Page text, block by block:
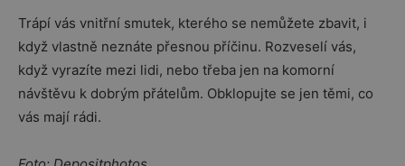
Trápí vás vnitřní smutek, kterého se nemůžete zbavit, i
když vlastně neznáte přesnou příčinu. Rozveselí vás,
když vyrazíte mezi lidi, nebo třeba jen na komorní
návštěvu k dobrým přátelům. Obklopujte se jen těmi, co
vás mají rádi.